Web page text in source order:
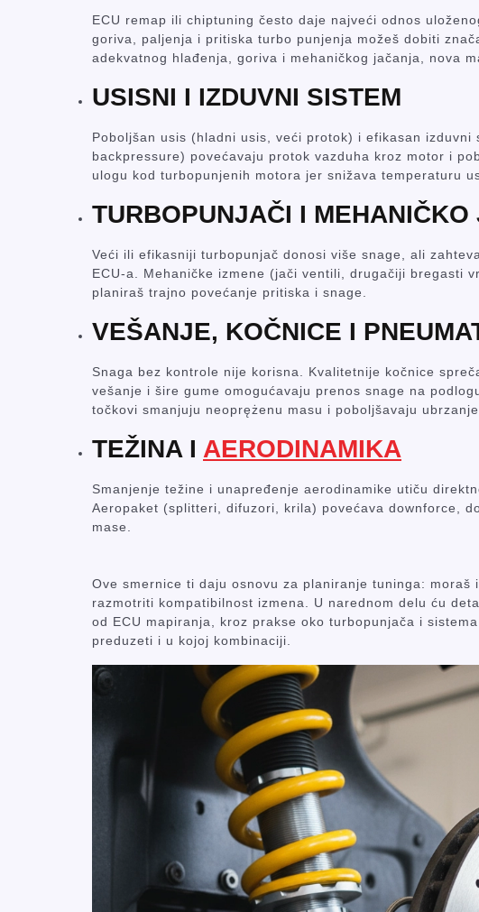
ECU remap ili chiptuning često daje najveći odnos
goriva, paljenja i pritiska turbo punjenja možeš dobiti
adekvatnog hlađenja, goriva i mehaničkog jačanja, nova
USISNI I IZDUVNI SISTEM
Poboljšan usis (hladni usis, veći protok) i efikasan izduvni
backpressure) povećavaju protok vazduha kroz motor i
ulogu kod turbopunjenih motora jer snižava temperaturu
TURBOPUNJAČI I
Veći ili efikasniji turbopunjač donosi više snage, ali
ECU-a. Mehaničke izmene (jači ventili, drugačiji bregasti
planiraš trajno povećanje pritiska i snage.
VEŠANJE, KOČNICE I
Snaga bez kontrole nije korisna. Kvalitetnije kočnice
vešanje i šire gume omogućavaju prenos snage na
točkovi smanjuju neoprężenu masu i poboljšavaju ubrzanje
TEŽINA I AERODINAMIKA
Smanjenje težine i unapređenje aerodinamike utiču
Aeropaket (splitteri, difuzori, krila) povećava downforce,
mase.
Ove smernice ti daju osnovu za planiranje tuninga:
razmotriti kompatibilnost izmena. U narednom delu ću
od ECU mapiranja, kroz prakse oko turbopunjača i
preduzeti i u kojoj kombinaciji.